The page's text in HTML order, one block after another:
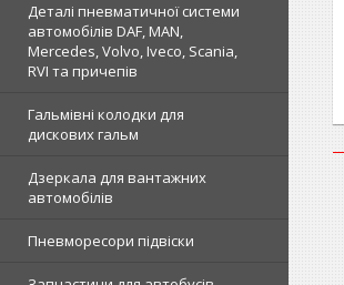
Деталі пневматичної системи
автомобілів DAF, MAN,
Mercedes, Volvo, Iveco, Scania,
RVI та причепів
Гальмівні колодки для
дискових гальм
Дзеркала для вантажних
автомобілів
Пневморесори підвіски